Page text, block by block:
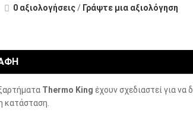
0 αξιολογήσεις/ Γράψτε μια αξιολόγηση
Thermo King έχουν σχεδιαστεί για
κατάσταση.